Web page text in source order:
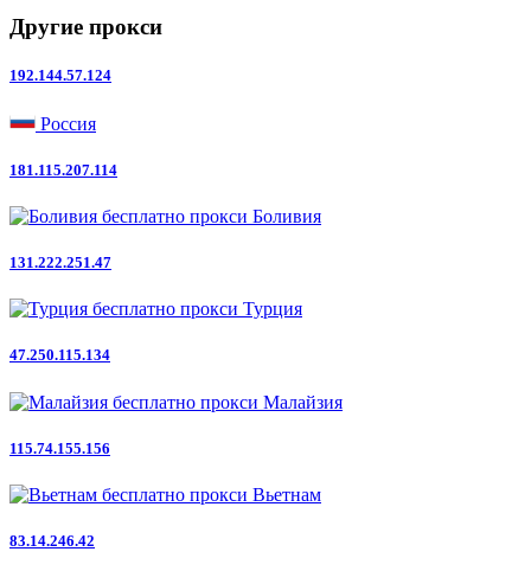
Другие прокси
192.144.57.124
Россия
181.115.207.114
Боливия
131.222.251.47
Турция
47.250.115.134
Малайзия
115.74.155.156
Вьетнам
83.14.246.42